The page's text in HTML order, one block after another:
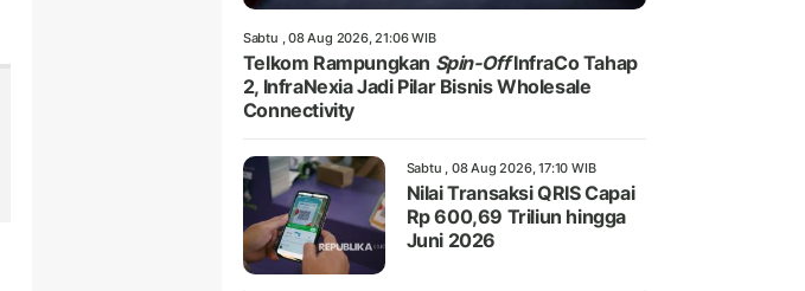
Sabtu , 08 Aug 2026, 21:06 WIB
Telkom Rampungkan Spin-OffInfraCo Tahap
2, InfraNexia Jadi Pilar Bisnis Wholesale
Connectivity
Sabtu , 08 Aug 2026, 17:10 WIB
Nilai Transaksi QRIS Capai
Rp 600,69 Triliun hingga
Juni 2026